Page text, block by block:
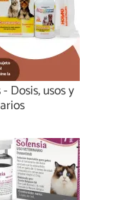
Dosis, usos y